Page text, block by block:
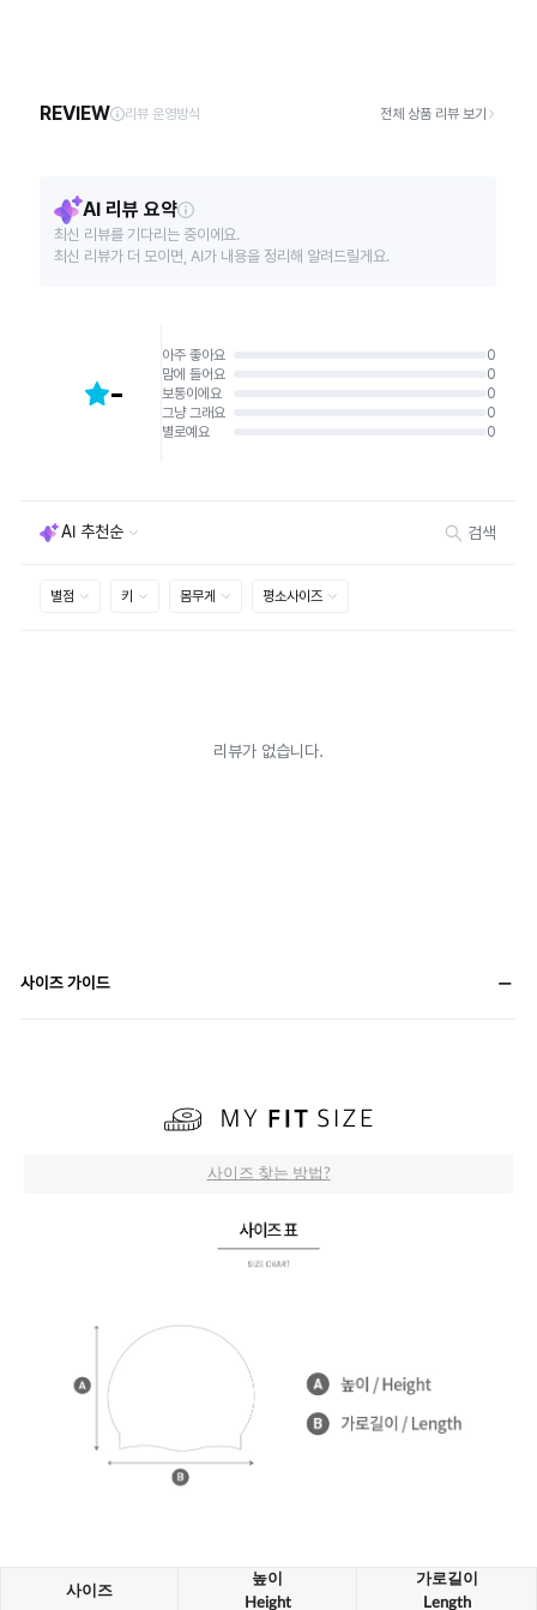
사이즈 가이드